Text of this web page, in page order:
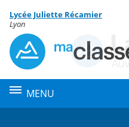
Menu de la rubrique
Contenu
Lycée Juliette Récamier
Lyon
MENU